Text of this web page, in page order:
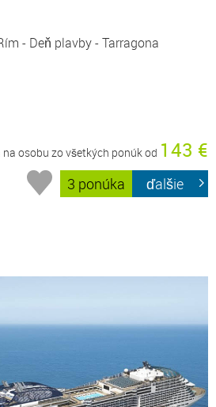
- Deň plavby - Tarragona
na osobu zo všetkých ponúk od 143 €
3 ponúka ďalšie